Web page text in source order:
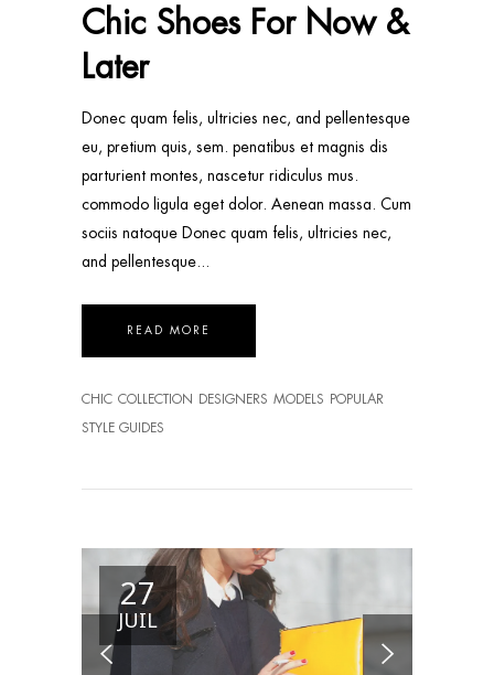
Chic Shoes For Now &
Later
Donec quam felis, ultricies nec, and pellentesque
eu, pretium quis, sem. penatibus et magnis dis
parturient montes, nascetur ridiculus mus.
commodo ligula eget dolor. Aenean massa. Cum
sociis natoque Donec quam felis, ultricies nec,
and pellentesque
READ MORE
CHIC COLLECTION DESIGNERS MODELS POPULAR
STYLE GUIDES
27
JUIL